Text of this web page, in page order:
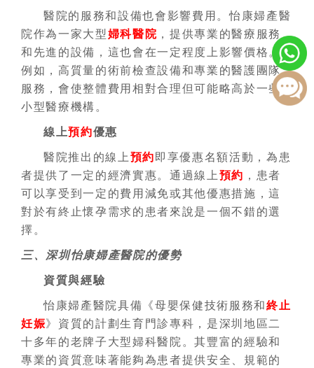
醫院的服務和設備也會影響費用。怡康婦產醫
院作為一家大型婦科醫院 ，提供專業的醫療服務
和先進的設備，這也會在一定程度上影響價格。
例如，高質量的術前檢查設備和專業的醫護團隊
服務，會使整體費用相對合理但可能略高於一些
小型醫療機構。
線上預約優惠
醫院推出的線上 預約 即享優惠名額活動，為患
者提供了一定的經濟實惠。通過線上 預約 ，患者
可以享受到一定的費用減免或其他優惠措施，這
對於有終止懷孕需求的患者來說是一個不錯的選
擇。
三、深圳怡康婦產醫院的優勢
資質與經驗
怡康婦產醫院具備《母嬰保健技術服務和終止
妊娠》資質的計劃生育門診專科，是深圳地區二
十多年的老牌子大型婦科醫院。其豐富的經驗和
專業的資質意味著能夠為患者提供安全、規範的